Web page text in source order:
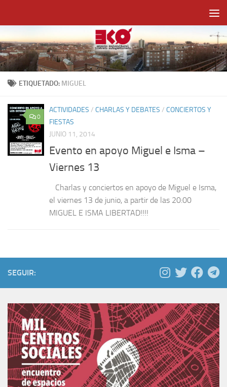
ETIQUETADO: MIGUEL
0
ACTIVIDADES / CHARLAS Y DEBATES / CONCIERTOS Y
FIESTAS
JUNIO 11, 2014
Evento en apoyo Miguel e Isma –
Viernes 13
Charlas y conciertos en apoyo de Miguel e Isma,
el viernes 13 de junio, a partir de las 20:00
MIGUEL E ISMA LIBERTAD!!!!
SEGUIR: